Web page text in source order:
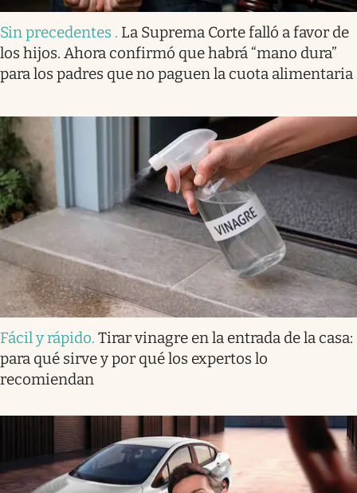
Sin precedentes . La Suprema Corte falló a favor de
los hijos. Ahora confirmó que habrá “mano dura”
para los padres que no paguen la cuota alimentaria
Fácil y rápido. Tirar vinagre en la entrada de la casa:
para qué sirve y por qué los expertos lo
recomiendan